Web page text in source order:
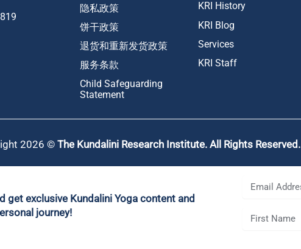
隐私政策
饼干政策
退货和重新发货政策
服务条款
Child Safeguarding
Statement
KRI History
KRI Blog
Services
KRI Staff
2026 © The Kundalini Research Institute. All Rights Reserved.
get exclusive Kundalini Yoga content and
journey!